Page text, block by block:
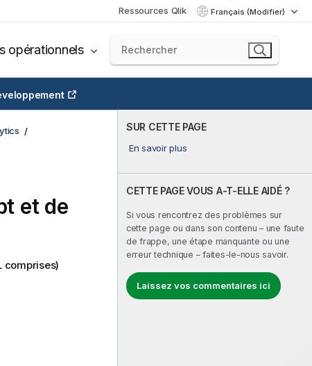
Ressources Qlik Français (Modifier)
opérationnels
SUR CETTE PAGE
En savoir plus
CETTE PAGE VOUS A-T-ELLE AIDÉ ?
Si vous rencontrez des problèmes sur
cette page ou dans son contenu – une faute
de frappe, une étape manquante ou une
erreur technique – faites-le-nous savoir.
Laissez vos commentaires ici
et de
comprises)